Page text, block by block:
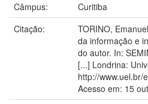
Câmpus:
Curitiba
Citação:
TORINO,
da informação e
do autor. In:
[...] Londrina:
http://www.uel.br/
Acesso em: 15